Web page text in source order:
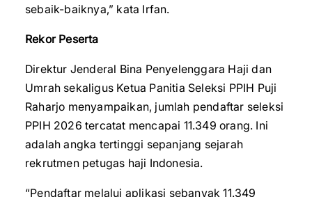
sebaik-baiknya,” kata Irfan.
Rekor Peserta
Direktur Jenderal Bina Penyelenggara Haji dan
Umrah sekaligus Ketua Panitia Seleksi PPIH Puji
Raharjo menyampaikan, jumlah pendaftar seleksi
PPIH 2026 tercatat mencapai 11.349 orang. Ini
adalah angka tertinggi sepanjang sejarah
rekrutmen petugas haji Indonesia.
“Pendaftar melalui aplikasi sebanyak 11.349